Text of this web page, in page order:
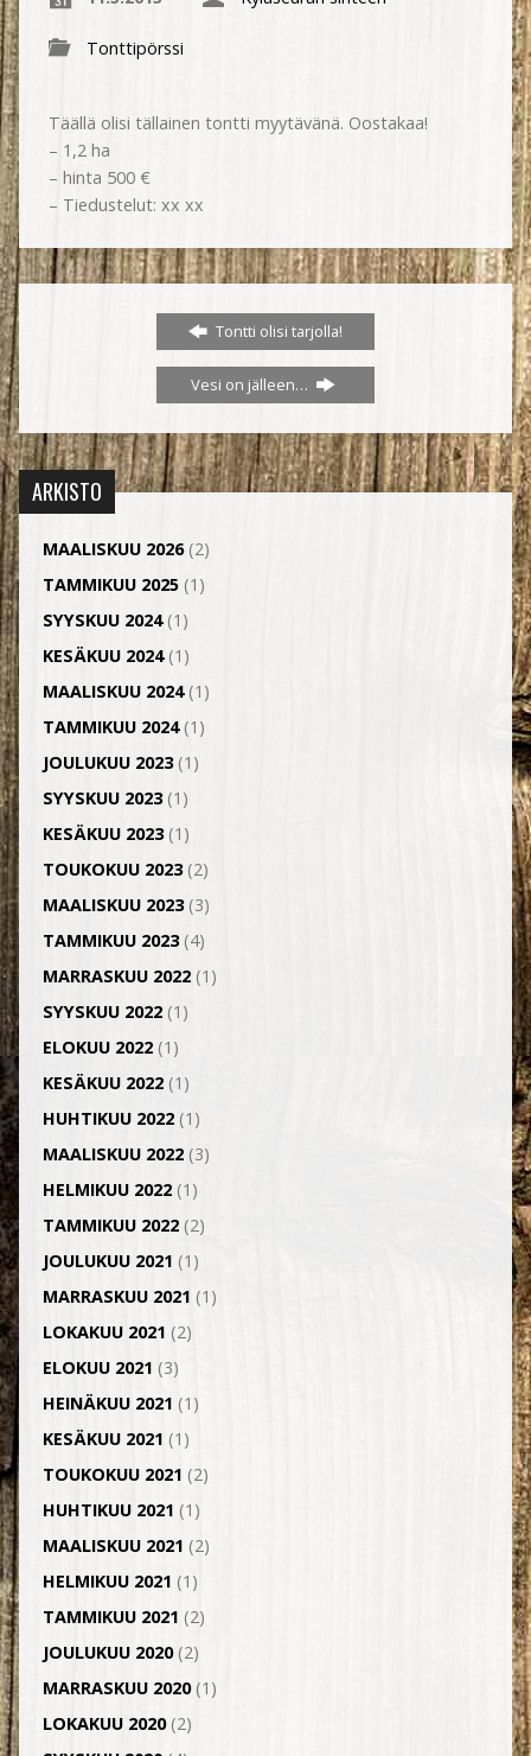
Tonttipörssi
Täällä olisi tällainen tontti myytävänä. Oostakaa!
– 1,2 ha
– hinta 500 €
– Tiedustelut: xx xx
Tontti olisi tarjolla!
Vesi on jälleen…
ARKISTO
MAALISKUU 2026(2)
TAMMIKUU 2025(1)
SYYSKUU 2024(1)
KESÄKUU 2024(1)
MAALISKUU 2024(1)
TAMMIKUU 2024(1)
JOULUKUU 2023(1)
SYYSKUU 2023(1)
KESÄKUU 2023(1)
TOUKOKUU 2023(2)
MAALISKUU 2023(3)
TAMMIKUU 2023(4)
MARRASKUU 2022(1)
SYYSKUU 2022(1)
ELOKUU 2022(1)
KESÄKUU 2022(1)
HUHTIKUU 2022(1)
MAALISKUU 2022(3)
HELMIKUU 2022(1)
TAMMIKUU 2022(2)
JOULUKUU 2021 (1)
MARRASKUU 2021 (1)
LOKAKUU 2021 (2)
ELOKUU 2021 (3)
HEINÄKUU 2021 (1)
KESÄKUU 2021 (1)
TOUKOKUU 2021 (2)
HUHTIKUU 2021 (1)
MAALISKUU 2021 (2)
HELMIKUU 2021 (1)
TAMMIKUU 2021 (2)
JOULUKUU 2020(2)
MARRASKUU 2020(1)
LOKAKUU 2020(2)